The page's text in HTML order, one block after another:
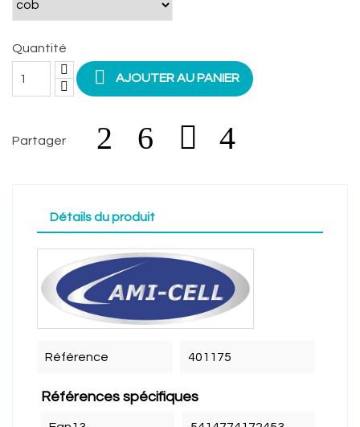
Quantité
 AJOUTER AU PANIER
Partager
Détails du produit
Référence 401175
Références spécifiques